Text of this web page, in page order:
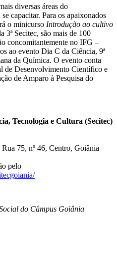
diversas áreas do
capacitar. Para os apaixonados
o minicurso Introdução ao cultivo
3ª Secitec, são mais de 100
concomitantemente no IFG –
ao evento Dia C da Ciência, 9ª
da Química. O evento conta
de Desenvolvimento Científico e
de Amparo à Pesquisa do
Tecnologia e Cultura (Secitec)
75, nº 46, Centro, Goiânia –
pelo
do Câmpus Goiânia